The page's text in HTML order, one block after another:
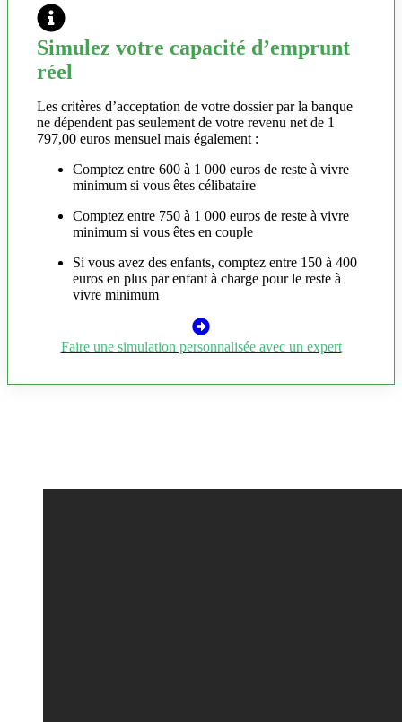
Simulez votre capacité d’emprunt
réel
Les critères d’acceptation de votre dossier par la banque
ne dépendent pas seulement de votre revenu net de 1
797,00 euros mensuel mais également :
Comptez entre 600 à 1 000 euros de reste à vivre
minimum si vous êtes célibataire
Comptez entre 750 à 1 000 euros de reste à vivre
minimum si vous êtes en couple
Si vous avez des enfants, comptez entre 150 à 400
euros en plus par enfant à charge pour le reste à
vivre minimum
Faire une simulation personnalisée avec un expert